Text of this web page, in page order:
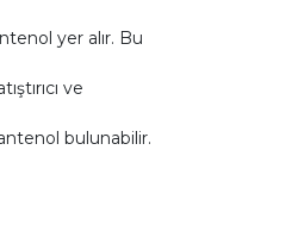
yer alır. Bu
ve
bulunabilir.